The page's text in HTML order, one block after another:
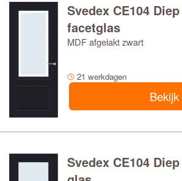
Svedex CE104
facetglas
MDF afgelakt zwart
21 werkdagen
Bekijk
Svedex CE104